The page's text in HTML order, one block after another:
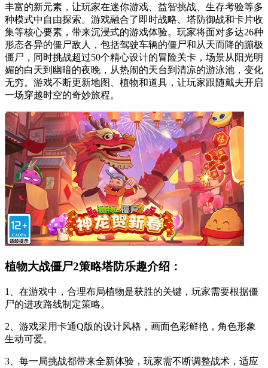
丰富的新元素，让玩家在迷你游戏、益智挑战、生存考验等多
种模式中自由探索。游戏融合了即时战略、塔防御战和卡片收
集等核心要素，带来沉浸式的游戏体验。玩家将面对多达26种
形态各异的僵尸敌人，包括驾驶车辆的僵尸和从天而降的蹦极
僵尸，同时挑战超过50个精心设计的冒险关卡，场景从阳光明
媚的白天到幽暗的夜晚，从热闹的天台到清凉的游泳池，变化
无穷。游戏不断更新地图、植物和道具，让玩家跟随戴夫开启
一场穿越时空的奇妙旅程。
植物大战僵尸2策略塔防乐趣介绍：
1、在游戏中，合理布局植物是获胜的关键，玩家需要根据僵
尸的进攻路线制定策略。
2、游戏采用卡通Q版的设计风格，画面色彩鲜艳，角色形象
生动可爱。
3、每一局挑战都带来全新体验，玩家需不断调整战术，适应